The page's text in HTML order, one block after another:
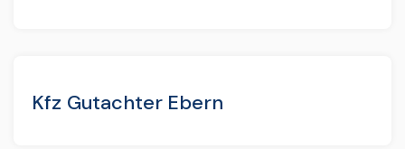
Kfz Gutachter Ebern